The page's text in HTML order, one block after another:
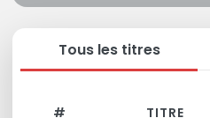
Tous les titres
# TITRE